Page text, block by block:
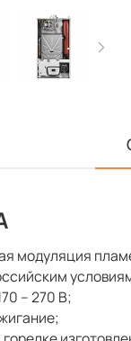
модуляция
– 270 В;